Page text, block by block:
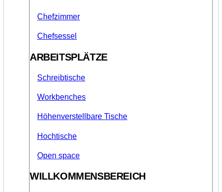
Chefzimmer
Chefsessel
ARBEITSPLÄTZE
Schreibtische
Workbenches
Höhenverstellbare Tische
Hochtische
Open space
WILLKOMMENSBEREICH